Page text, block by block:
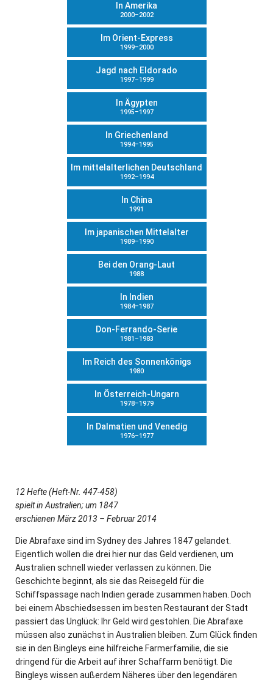
In Amerika
2000–2002
Im Orient-Express
1999–2000
Jagd nach Eldorado
1997–1999
In Ägypten
1995–1997
In Griechenland
1994–1995
Im mittelalterlichen Deutschland
1992–1994
In China
1991
Im japanischen Mittelalter
1989–1990
Bei den Orang-Laut
1988
In Indien
1984–1987
Don-Ferrando-Serie
1981–1983
Im Reich des Sonnenkönigs
1980
In Österreich-Ungarn
1978–1979
In Dalmatien und Venedig
1976–1977
12 Hefte (Heft-Nr. 447-458)
spielt in Australien; um 1847
erschienen März 2013 – Februar 2014
Die Abrafaxe sind im Sydney des Jahres 1847 gelandet.
Eigentlich wollen die drei hier nur das Geld verdienen, um
Australien schnell wieder verlassen zu können. Die
Geschichte beginnt, als sie das Reisegeld für die
Schiffspassage nach Indien gerade zusammen haben. Doch
bei einem Abschiedsessen im besten Restaurant der Stadt
passiert das Unglück: Ihr Geld wird gestohlen. Die Abrafaxe
müssen also zunächst in Australien bleiben. Zum Glück finden
sie in den Bingleys eine hilfreiche Farmerfamilie, die sie
dringend für die Arbeit auf ihrer Schaffarm benötigt. Die
Bingleys wissen außerdem Näheres über den legendären